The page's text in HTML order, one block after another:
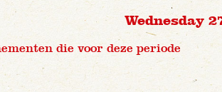
Wednesday
die voor deze periode